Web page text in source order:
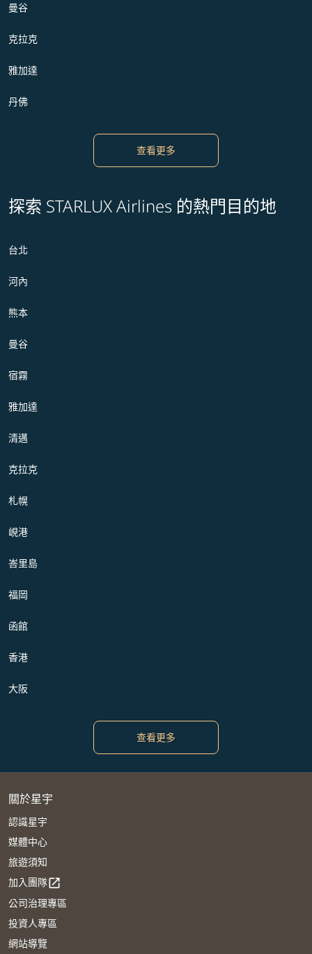
曼谷
克拉克
雅加達
丹佛
查看更多
探索 STARLUX Airlines 的熱門目的地
台北
河內
熊本
曼谷
宿霧
雅加達
清邁
克拉克
札幌
峴港
峇里島
福岡
函館
香港
大阪
查看更多
關於星宇
認識星宇
媒體中心
旅遊須知
加入團隊open_in_new
公司治理專區
投資人專區
網站導覽